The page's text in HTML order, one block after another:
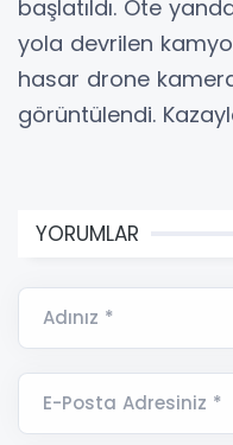
başlatıldı. Öte
yola devrilen
hasar drone
görüntülendi.
YORUMLAR
Adınız *
E-Posta Adresiniz *